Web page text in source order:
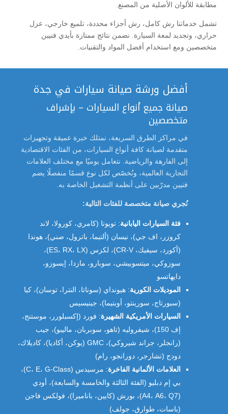
مطابقة للألوان الأصلية من المصنع.
تشمل خدماتنا رش كامل، رش أجزاء محددة، تلميع خارجي، عزل
حراري، وتجديد لمعة السيارة. نضمن نتائج ممتازة بأيدي فنيين
متخصصين ومع استخدام أفضل المواد والتقنيات.
أفضل ورشة صيانة سيارات في جدة
صيانة جميع أنواع السيارات – بإشراف
متخصصين
في مراكز الطرق السريعة، نمتلك خبرة عميقة وتجهيزات
متقدمة لصيانة كافة أنواع السيارات، من الفئات الاقتصادية
إلى الفارهة والرياضية. نتعامل يوميًا مع مختلف العلامات
التجارية العالمية، ونُخصّص لكل نوع قسمًا منفصلًا يضم
فنيين مدرّبين على أنظمة التشغيل الخاصة به.
نُجري صيانة متخصصة للفئات التالية:
فئة السيارات اليابانية: تويوتا (كامري، كورولا، لاند
كروزر، اف جي)، نيسان (ألتيما، باترول، صني)، هوندا
(أكورد، سيفيك، CR-V)، لكزس (ES، RX، LX)،
سوزوكي، ميتسوبيشي، سوبارو، مازدا، إيسوزو،
دايهاتسو
الموديلات الكورية: هيونداي (سوناتا، النترا، توسان)، كيا
(سبورتاج، سورينتو، أوبتيما)، جينيسيس
السيارات الأمريكية الشهيرة: فورد (إكسبلورر، موستنج،
إف 150)، شيفروليه (تاهو، سوبربان، ماليبو)، جيب
(رانجلر، جراند شيروكي)، GMC (يوكن، أكاديا)، كاديلاك،
دودج (تشارجر، دورانجو، رام)
العلامات الألمانية الفاخرة
: مرسيدس (C، E، G-Class)،
بي إم دبليو (الفئة الثالثة والخامسة والسابعة)، أودي
(A4، A6، Q7)، بورش (كايين، باناميرا)، فولكس فاجن
(باسات، طوارق، جولف)